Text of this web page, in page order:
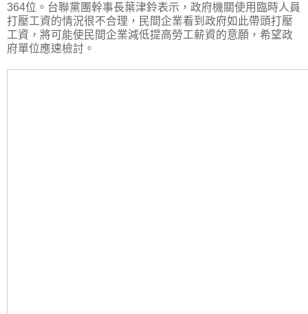
364位。台聯黨團幹事長葉津鈴表示，政府機關使用臨時人員
打壓工資的情況很不合理，民間企業看到政府如此帶頭打壓
工資，將可能使民間企業減低提高勞工薪資的意願，希望政
府單位應速檢討。